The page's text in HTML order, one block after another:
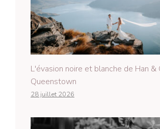
L'évasion noire et blanche de Han &
Queenstown
28 juillet 2026